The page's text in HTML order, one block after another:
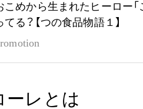
こめから生まれたヒーロー「
てる？【つの食品物語１】
ーレとは